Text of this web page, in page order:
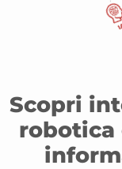
Scopri
robotica